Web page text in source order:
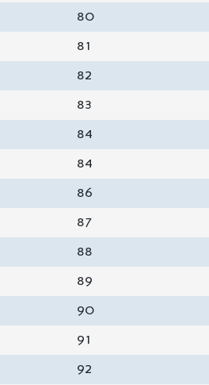
80
81
82
83
84
84
86
87
88
89
90
91
92